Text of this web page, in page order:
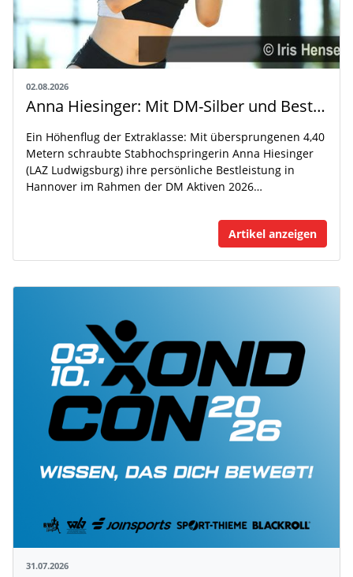
02.08.2026
Anna Hiesinger: Mit DM-Silber und Bestleistung zur U20-WM
Ein Höhenflug der Extraklasse: Mit übersprungenen 4,40
Metern schraubte Stabhochspringerin Anna Hiesinger
(LAZ Ludwigsburg) ihre persönliche Bestleistung in
Hannover im Rahmen der DM Aktiven 2026…
Artikel anzeigen
31.07.2026